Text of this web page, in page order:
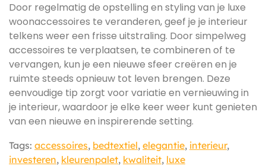
Door regelmatig de opstelling en styling van je luxe
woonaccessoires te veranderen, geef je je interieur
telkens weer een frisse uitstraling. Door simpelweg
accessoires te verplaatsen, te combineren of te
vervangen, kun je een nieuwe sfeer creëren en je
ruimte steeds opnieuw tot leven brengen. Deze
eenvoudige tip zorgt voor variatie en vernieuwing in
je interieur, waardoor je elke keer weer kunt genieten
van een nieuwe en inspirerende setting.
Tags: accessoires, bedtextiel, elegantie, interieur,
investeren, kleurenpalet, kwaliteit, luxe